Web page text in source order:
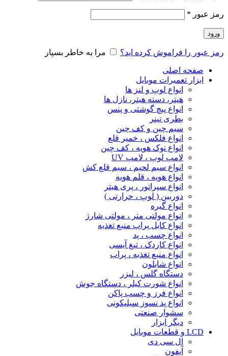
رمز عبور *
ورود
رمز عبور را فراموش کرده اید؟ مرا به خاطر بسپار
صفحه اصلی
ابزار تعمیرات موبایل
انواع لوپ و لنز ها
هیتر، دسته هیتر، نازل ها
انواع پیچ‌ گوشتی و پنس
بطری تینر
سیم چین و کف چین
انواع فلکس ، خمیر قلع
انواع نوک هویه ، کف چین
لامپ لوپ ، لامپ UV
انواع سیم لحیم ، سیم قلع کش
انواع هویه ، قلم هویه
انواع سپراتور ، پری هیتر
دوربین ( لوپ ، حرارتی )
انواع گیره
انواع مولتی متر ، مولتی شارژ
انواع کابل پراپ منبع تغذیه
انواع چسب ، پد
انواع کاردک ، تیغ آیسی
انواع منبع تغذیه ، پراب
انواع شابلون
دستگاه گلس ، لیزر
انواع شورت کیلر ، دستگاه جوش
انواع فرز و چسب پاکن
انواع پد نسوز سیلیکونی
سشوار صنعتی
دیگر ابزار
LCD و قطعات موبایل
ال سی دی
آیفون